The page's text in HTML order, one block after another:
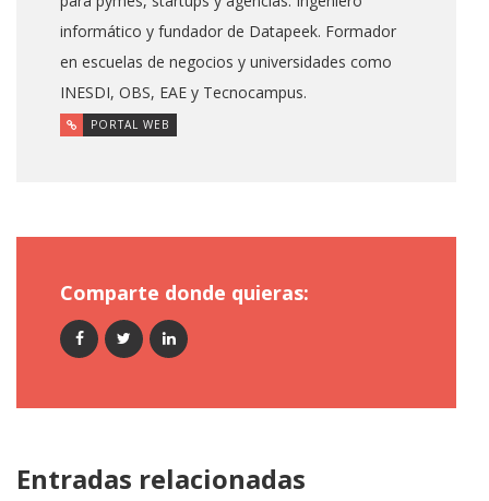
informático y fundador de Datapeek. Formador
en escuelas de negocios y universidades como
INESDI, OBS, EAE y Tecnocampus.
PORTAL WEB
Comparte donde quieras:
Entradas relacionadas